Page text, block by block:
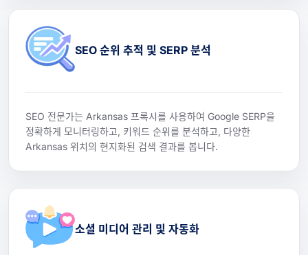
SEO 순위 추적 및 SERP 분석
SEO 전문가는 Arkansas 프록시를 사용하여 Google SERP을
정확하게 모니터링하고, 키워드 순위를 분석하고, 다양한
Arkansas 위치의 현지화된 검색 결과를 봅니다.
소셜 미디어 관리 및 자동화